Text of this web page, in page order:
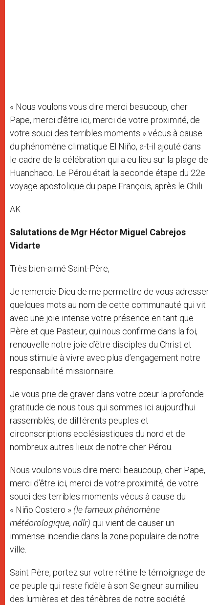
« Nous voulons vous dire merci beaucoup, cher
Pape, merci d’être ici, merci de votre proximité, de
votre souci des terribles moments » vécus à cause
du phénomène climatique El Niño, a-t-il ajouté dans
le cadre de la célébration qui a eu lieu sur la plage de
Huanchaco. Le Pérou était la seconde étape du 22e
voyage apostolique du pape François, après le Chili.
AK
Salutations de Mgr Héctor Miguel Cabrejos
Vidarte
Très bien-aimé Saint-Père,
Je remercie Dieu de me permettre de vous adresser
quelques mots au nom de cette communauté qui vit
avec une joie intense votre présence en tant que
Père et que Pasteur, qui nous confirme dans la foi,
renouvelle notre joie d’être disciples du Christ et
nous stimule à vivre avec plus d’engagement notre
responsabilité missionnaire.
Je vous prie de graver dans votre cœur la profonde
gratitude de nous tous qui sommes ici aujourd’hui
rassemblés, de différents peuples et
circonscriptions ecclésiastiques du nord et de
nombreux autres lieux de notre cher Pérou.
Nous voulons vous dire merci beaucoup, cher Pape,
merci d’être ici, merci de votre proximité, de votre
souci des terribles moments vécus à cause du
« Niño Costero » (le fameux phénomène
météorologique, ndlr) qui vient de causer un
immense incendie dans la zone populaire de notre
ville.
Saint Père, portez sur votre rétine le témoignage de
ce peuple qui reste fidèle à son Seigneur au milieu
des lumières et des ténèbres de notre société.